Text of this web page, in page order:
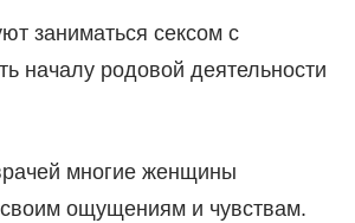
заниматься сексом с
началу родовой деятельности
многие женщины
ощущениям и чувствам.